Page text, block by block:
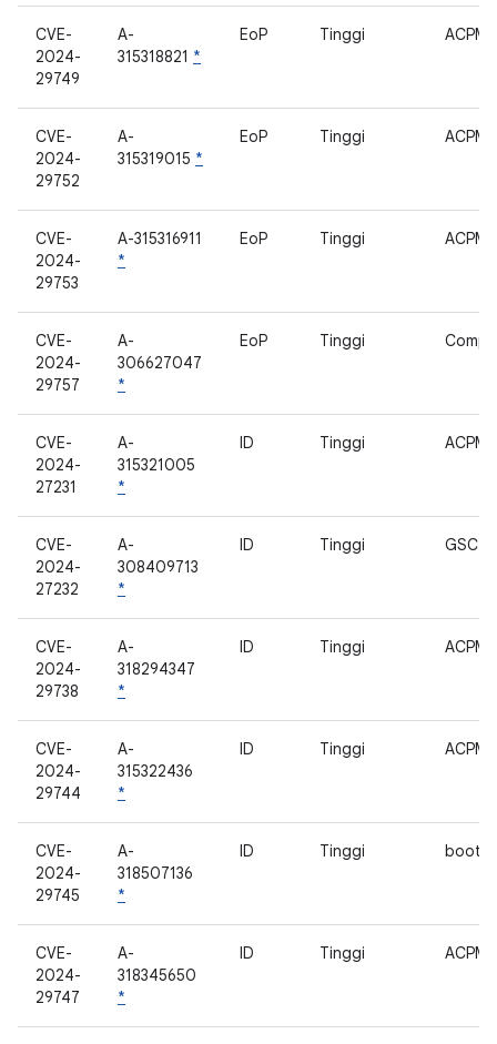
CVE-
2024-
29749
A-
315318821 *
EoP Tinggi ACPM
CVE-
2024-
29752
A-
315319015 *
EoP Tinggi ACPM
CVE-
2024-
29753
A-315316911
*
EoP Tinggi ACPM
CVE-
2024-
29757
A-
306627047
*
EoP Tinggi
CVE-
2024-
27231
A-
315321005
*
ID Tinggi ACPM
CVE-
2024-
27232
A-
308409713
*
ID Tinggi GSC
CVE-
2024-
29738
A-
318294347
*
ID Tinggi ACPM
CVE-
2024-
29744
A-
315322436
*
ID Tinggi ACPM
CVE-
2024-
29745
A-
318507136
*
ID Tinggi
CVE-
2024-
29747
A-
318345650
*
ID Tinggi ACPM